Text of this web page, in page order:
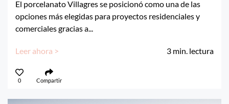
El porcelanato Villagres se posicionó como una de las
opciones más elegidas para proyectos residenciales y
comerciales gracias a...
Leer ahora > 3 min. lectura
0 Compartir